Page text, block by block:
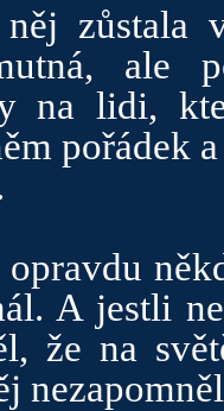
zůstala
ale
na lidi,
pořádek
A jestli
že na